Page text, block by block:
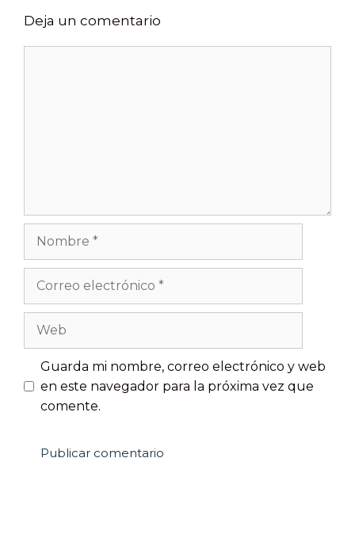
Deja un comentario
Guarda mi nombre, correo electrónico y web
en este navegador para la próxima vez que
comente.